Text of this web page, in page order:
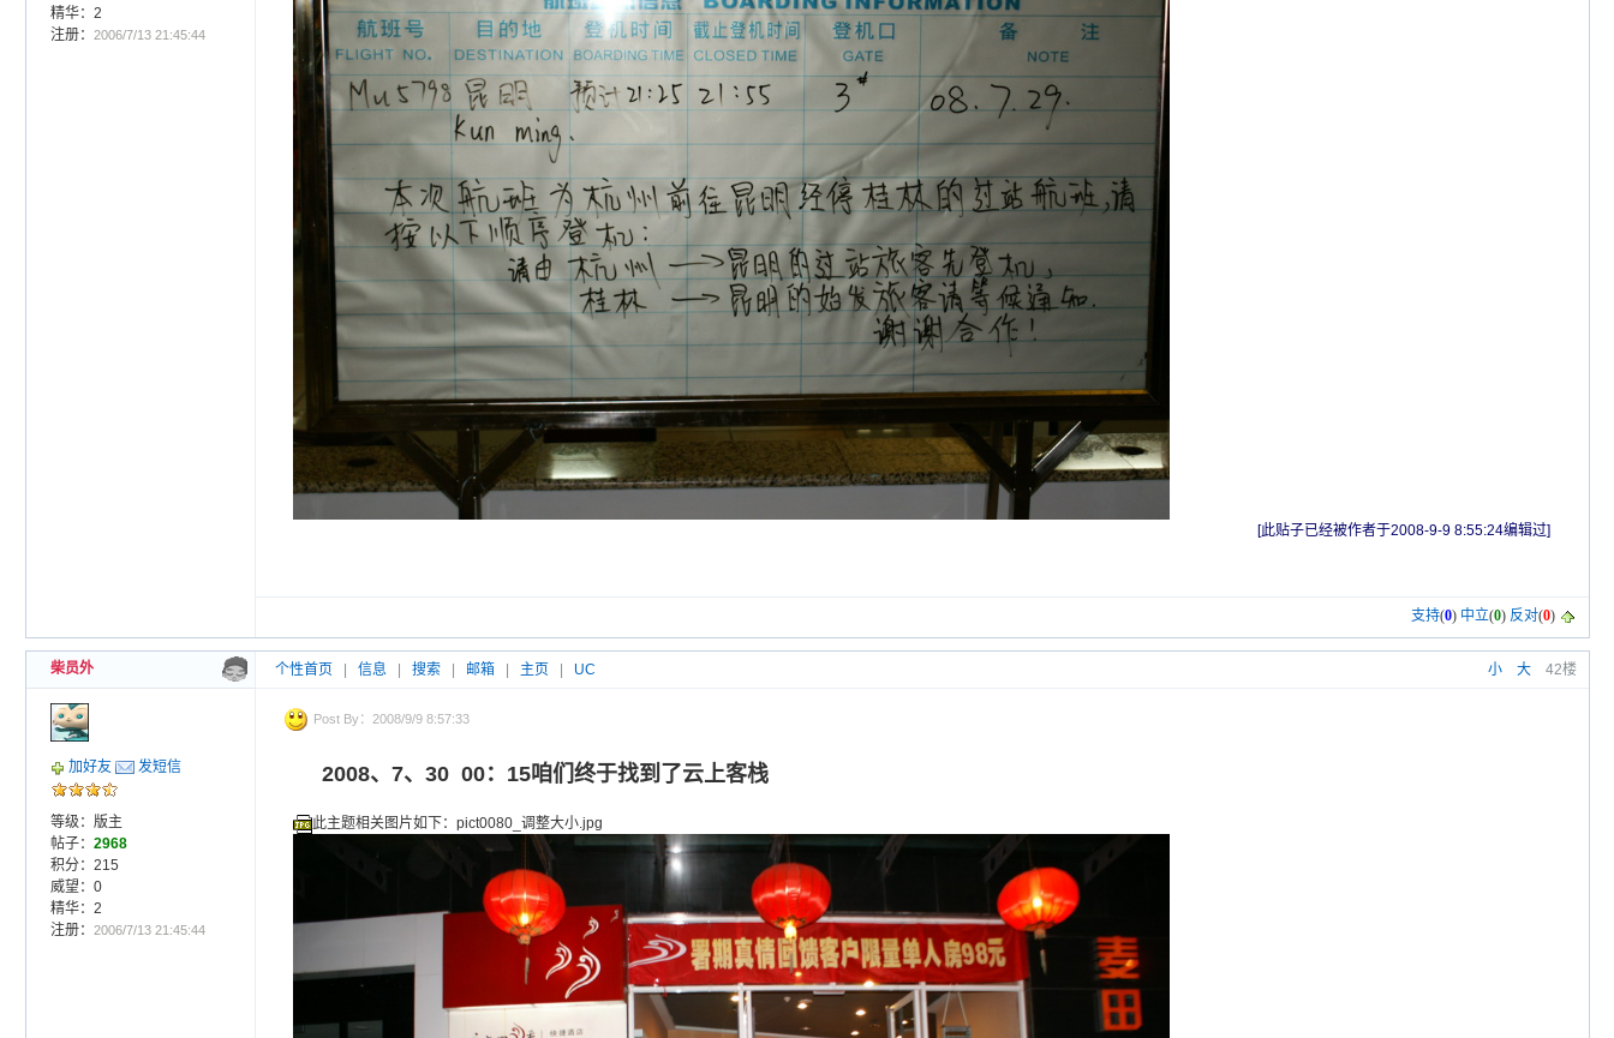
精华：2
注册：
2006/7/13 21:45:44
[此贴子已经被作者于2008-9-9 8:55:24编辑过]
支持(0) 中立(0) 反对(0)
柴员外 小 大 42楼
个性首页 信息 搜索 邮箱 主页 UC
加好友 发短信
等级：版主
帖子： 2968
积分：215
威望：0
精华：2
注册：
2006/7/13 21:45:44
Post By：2008/9/9 8:57:33
2008、7、30 00：15咱们终于找到了云上客栈
此主题相关图片如下：pict0080_调整大小.jpg